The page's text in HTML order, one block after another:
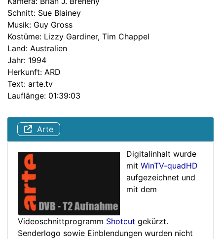
Schnitt: Sue Blainey
Musik: Guy Gross
Kostüme: Lizzy Gardiner, Tim Chappel
Land: Australien
Jahr: 1994
Herkunft: ARD
Text: arte.tv
Lauflänge: 01:39:03
Arte
Digitalinhalt wurde
mit WinTV-quadHD
aufgezeichnet und
mit dem
Videoschnittprogramm Shotcut gekürzt.
Senderlogo sowie Einblendungen wurden nicht